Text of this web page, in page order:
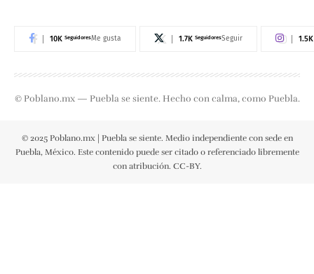
10K SeguidoresMe gusta 1.7K SeguidoresSeguir 1.5K
© Poblano.mx — Puebla se siente. Hecho con calma, como Puebla.
© 2025 Poblano.mx | Puebla se siente. Medio independiente con sede en
Puebla, México. Este contenido puede ser citado o referenciado libremente
con atribución. CC-BY.